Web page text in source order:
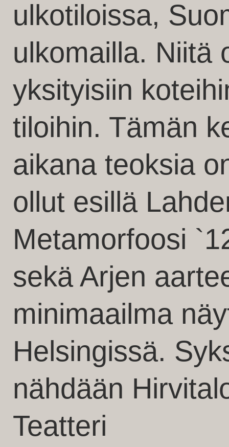
ulkotiloissa,
ulkomailla. Niitä
yksityisiin
tiloihin. Tämän
aikana teoksia
ollut esillä
Metamorfoosi
sekä Arjen
minimaailma
Helsingissä.
nähdään
Teatteri